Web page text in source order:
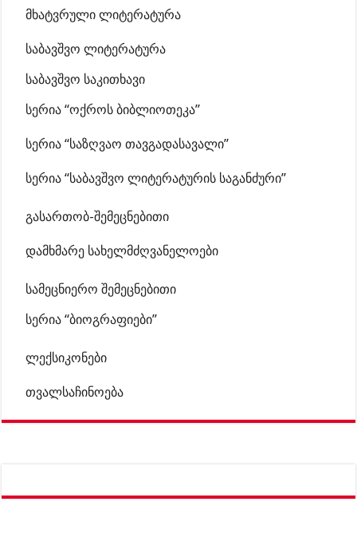
მხატვრული ლიტერატურა
საბავშვო ლიტერატურა
საბავშვო საკითხავი
სერია “ოქროს ბიბლიოთეკა”
სერია “საზღვაო თავგადასავალი”
სერია “საბავშვო ლიტერატურის საგანძური”
გასართობ-შემეცნებითი
დამხმარე სახელმძღვანელოები
სამეცნიერო შემეცნებითი
სერია “ბიოგრაფიები”
ლექსიკონები
თვალსაჩინოება